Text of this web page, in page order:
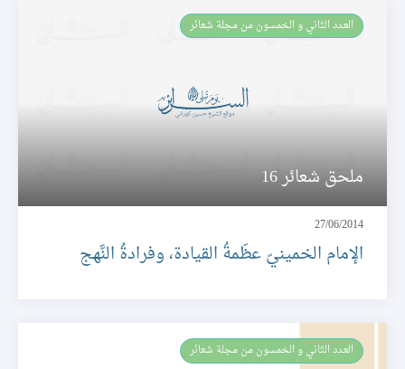
العـدد الثاني و الخمسون من مجلة شعائر
ملحق شعائر 16
27/06/2014
الإمام الخمينيّ عظَمةُ القيادة، وفرادةُ النَّهج
العـدد الثاني و الخمسون من مجلة شعائر